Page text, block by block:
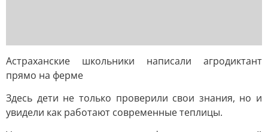
Астраханские школьники написали агродиктант
прямо на ферме
Здесь дети не только проверили свои знания, но и
увидели как работают современные теплицы.